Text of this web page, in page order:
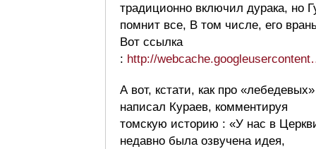
традиционно включил дурака, но
помнит все, В том числе, его
Вот ссылка
: http://
А вот, кстати, как про «лебедевых»
написал Кураев, комментируя
томскую историю : «У нас в
недавно была озвучена идея,